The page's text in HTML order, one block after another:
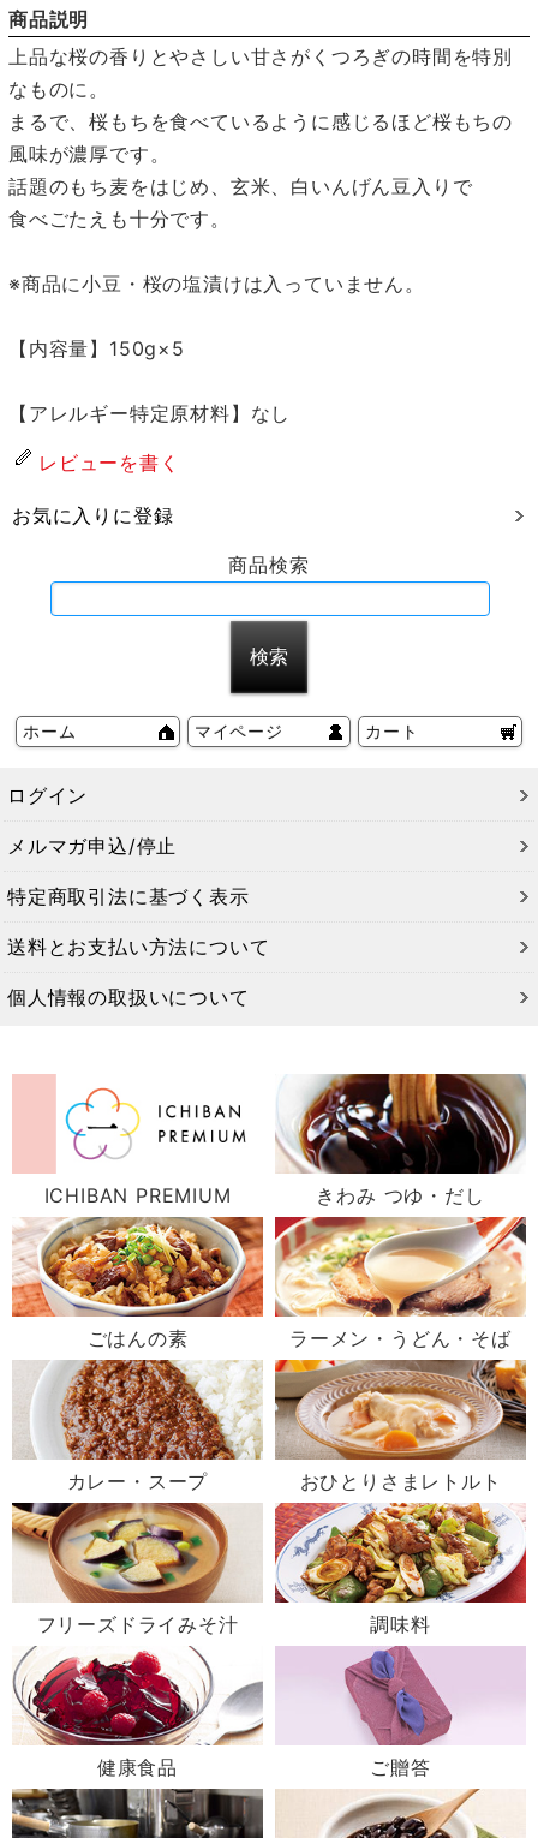
商品説明
上品な桜の香りとやさしい甘さがくつろぎの時間を特別
なものに。
まるで、桜もちを食べているように感じるほど桜もちの
風味が濃厚です。
話題のもち麦をはじめ、玄米、白いんげん豆入りで
食べごたえも十分です。
※商品に小豆・桜の塩漬けは入っていません。
【内容量】150g×5
【アレルギー特定原材料】なし
レビューを書く
お気に入りに登録
商品検索
ホーム マイページ カート
ログイン
メルマガ申込/停止
特定商取引法に基づく表示
送料とお支払い方法について
個人情報の取扱いについて
ICHIBAN PREMIUM きわみ つゆ・だし
ごはんの素 ラーメン・うどん・そば
カレー・スープ おひとりさまレトルト
フリーズドライみそ汁 調味料
健康食品 ご贈答